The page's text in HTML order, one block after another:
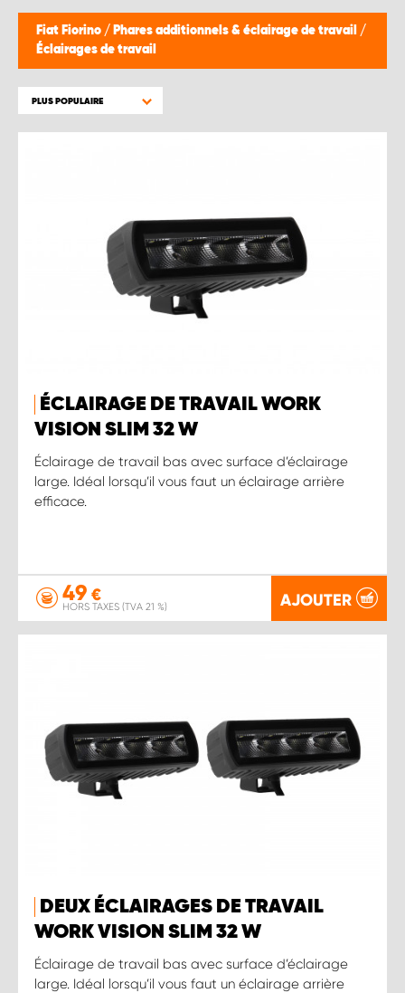
Fiat Fiorino / Phares additionnels & éclairage de travail /
Éclairages de travail
PLUS POPULAIRE
ÉCLAIRAGE DE TRAVAIL WORK
VISION SLIM 32 W
Éclairage de travail bas avec surface d’éclairage
large. Idéal lorsqu’il vous faut un éclairage arrière
efficace.
49 €
HORS TAXES (TVA 21 %) AJOUTER
DEUX ÉCLAIRAGES DE TRAVAIL
WORK VISION SLIM 32 W
Éclairage de travail bas avec surface d’éclairage
large. Idéal lorsqu’il vous faut un éclairage arrière
WORK SYSTEM LIMBURG-KEMPEN
WORK SYSTEM NAMUR